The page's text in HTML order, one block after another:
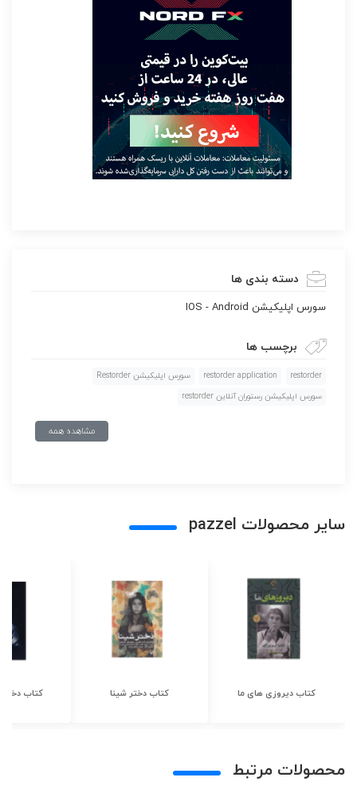
دسته بندی ها
سورس اپليكيشن IOS - Android
برچسب ها
restorder
restorder application
سورس اپليكيشن Restorder
سورس اپليكيشن رستوران آنلاين restorder
مشاهده همه
سایر محصولات pazzel
کتاب دیروزی های ما کتاب دختر شینا کتاب دختر
محصولات مرتبط